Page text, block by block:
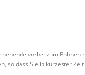
vorbei zum Bohnen
so dass Sie in kürzester